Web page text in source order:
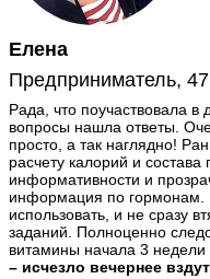
Елена
Предприниматель,
Рада, что поучаствовала
вопросы нашла ответы.
просто, а так наглядно!
расчету калорий и состава
информативности и
информация по гормонам.
использовать, и не сразу
заданий. Полноценно
витамины начала 3 недели
– исчезло вечернее